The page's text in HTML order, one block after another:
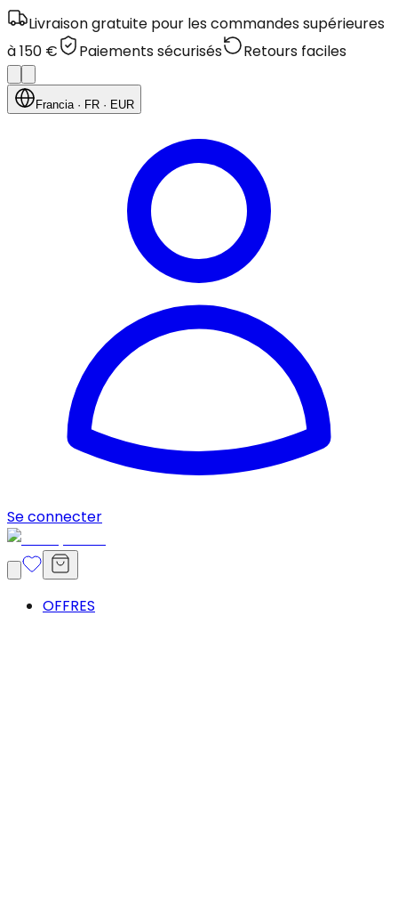
Livraison gratuite pour les commandes supérieures
à 150 €
Paiements sécurisés Retours faciles
Francia· FR · EUR
Se connecter
OFFRES